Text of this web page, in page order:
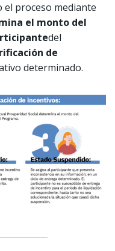
el proceso mediante
el monto del
del
de
determinado.